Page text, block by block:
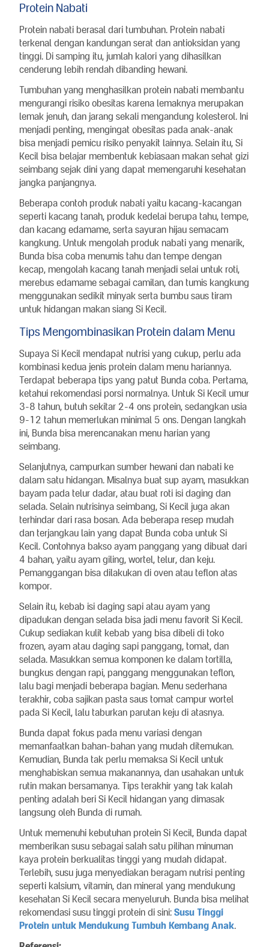
Protein Nabati
Protein nabati berasal dari tumbuhan. Protein nabati
terkenal dengan kandungan serat dan antioksidan yang
tinggi. Di samping itu, jumlah kalori yang dihasilkan
cenderung lebih rendah dibanding hewani.
Tumbuhan yang menghasilkan protein nabati membantu
mengurangi risiko obesitas karena lemaknya merupakan
lemak jenuh, dan jarang sekali mengandung kolesterol. Ini
menjadi penting, mengingat obesitas pada anak-anak
bisa menjadi pemicu risiko penyakit lainnya. Selain itu, Si
Kecil bisa belajar membentuk kebiasaan makan sehat gizi
seimbang sejak dini yang dapat memengaruhi kesehatan
jangka panjangnya.
Beberapa contoh produk nabati yaitu kacang-kacangan
seperti kacang tanah, produk kedelai berupa tahu, tempe,
dan kacang edamame, serta sayuran hijau semacam
kangkung. Untuk mengolah produk nabati yang menarik,
Bunda bisa coba menumis tahu dan tempe dengan
kecap, mengolah kacang tanah menjadi selai untuk roti,
merebus edamame sebagai camilan, dan tumis kangkung
menggunakan sedikit minyak serta bumbu saus tiram
untuk hidangan makan siang Si Kecil.
Tips Mengombinasikan Protein dalam Menu
Supaya Si Kecil mendapat nutrisi yang cukup, perlu ada
kombinasi kedua jenis protein dalam menu hariannya.
Terdapat beberapa tips yang patut Bunda coba. Pertama,
ketahui rekomendasi porsi normalnya. Untuk Si Kecil umur
3-8 tahun, butuh sekitar 2-4 ons protein, sedangkan usia
9-12 tahun memerlukan minimal 5 ons. Dengan langkah
ini, Bunda bisa merencanakan menu harian yang
seimbang.
Selanjutnya, campurkan sumber hewani dan nabati ke
dalam satu hidangan. Misalnya buat sup ayam, masukkan
bayam pada telur dadar, atau buat roti isi daging dan
selada. Selain nutrisinya seimbang, Si Kecil juga akan
terhindar dari rasa bosan. Ada beberapa resep mudah
dan terjangkau lain yang dapat Bunda coba untuk Si
Kecil. Contohnya bakso ayam panggang yang dibuat dari
4 bahan, yaitu ayam giling, wortel, telur, dan keju.
Pemanggangan bisa dilakukan di oven atau teflon atas
kompor.
Selain itu, kebab isi daging sapi atau ayam yang
dipadukan dengan selada bisa jadi menu favorit Si Kecil.
Cukup sediakan kulit kebab yang bisa dibeli di toko
frozen, ayam atau daging sapi panggang, tomat, dan
selada. Masukkan semua komponen ke dalam tortilla,
bungkus dengan rapi, panggang menggunakan teflon,
lalu bagi menjadi beberapa bagian. Menu sederhana
terakhir, coba sajikan pasta saus tomat campur wortel
pada Si Kecil, lalu taburkan parutan keju di atasnya.
Bunda dapat fokus pada menu variasi dengan
memanfaatkan bahan-bahan yang mudah ditemukan.
Kemudian, Bunda tak perlu memaksa Si Kecil untuk
menghabiskan semua makanannya, dan usahakan untuk
rutin makan bersamanya. Tips terakhir yang tak kalah
penting adalah beri Si Kecil hidangan yang dimasak
langsung oleh Bunda di rumah.
Untuk memenuhi kebutuhan protein Si Kecil, Bunda dapat
memberikan susu sebagai salah satu pilihan minuman
kaya protein berkualitas tinggi yang mudah didapat.
Terlebih, susu juga menyediakan beragam nutrisi penting
seperti kalsium, vitamin, dan mineral yang mendukung
kesehatan Si Kecil secara menyeluruh. Bunda bisa melihat
rekomendasi susu tinggi protein di sini: Susu Tinggi
Protein untuk Mendukung Tumbuh Kembang Anak.